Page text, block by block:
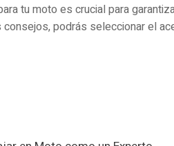
tu moto es crucial para
podrás seleccionar el